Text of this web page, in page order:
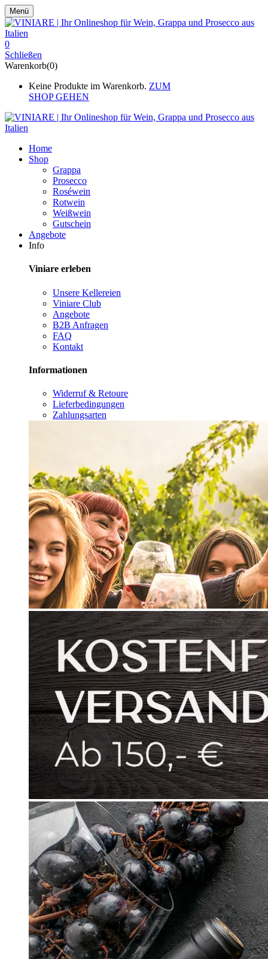
Menü
0
Schließen
Warenkorb(0)
Keine Produkte im Warenkorb. ZUM
SHOP GEHEN
Home
Shop
Grappa
Prosecco
Roséwein
Rotwein
Weißwein
Gutschein
Angebote
Info
Viniare erleben
Unsere Kellereien
Viniare Club
Angebote
B2B Anfragen
FAQ
Kontakt
Informationen
Widerruf & Retoure
Lieferbedingungen
Zahlungsarten